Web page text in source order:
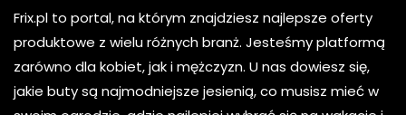
Frix.pl to portal, na którym znajdziesz najlepsze oferty
produktowe z wielu różnych branż. Jesteśmy platformą
zarówno dla kobiet, jak i mężczyzn. U nas dowiesz się,
jakie buty są najmodniejsze jesienią, co musisz mieć w